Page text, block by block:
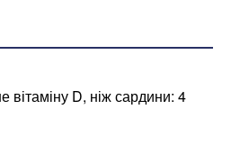
вітаміну D, ніж сардини: 4